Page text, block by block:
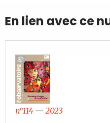
En lien avec ce
n°114 — 2023